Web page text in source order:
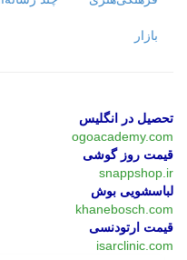
بازار
تحصیل در انگلیس
ogoacademy.com
قیمت روز گوشی
snappshop.ir
لباسشویی بوش
khanebosch.com
قیمت ارتودنسی
isarclinic.com